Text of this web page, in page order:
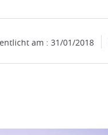
am : 31/01/2018